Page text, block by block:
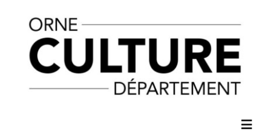
principal
contenu